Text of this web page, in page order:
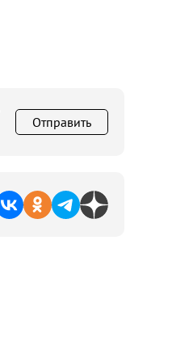
Отправить